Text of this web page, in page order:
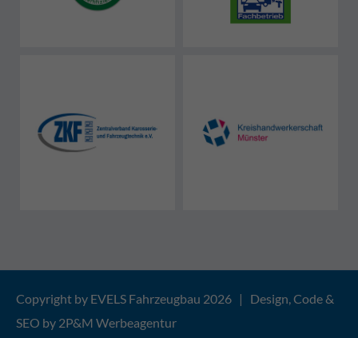
Copyright by EVELS Fahrzeugbau 2026 | Design, Code &
SEO by 2P&M Werbeagentur